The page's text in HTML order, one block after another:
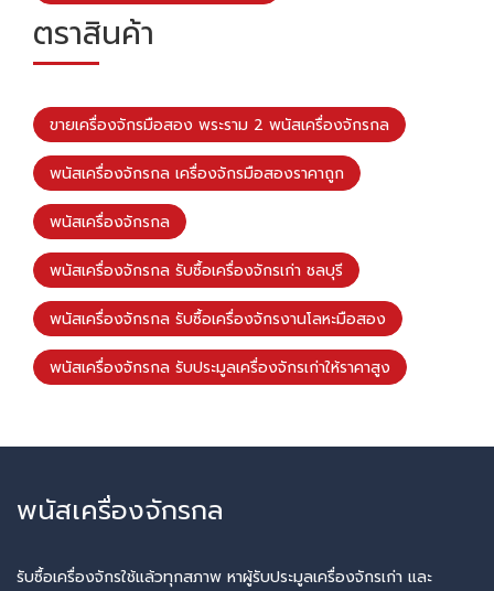
ตราสินค้า
ขายเครื่องจักรมือสอง พระราม 2 พนัสเครื่องจักรกล
พนัสเครื่องจักรกล เครื่องจักรมือสองราคาถูก
พนัสเครื่องจักรกล
พนัสเครื่องจักรกล รับซื้อเครื่องจักรเก่า ชลบุรี
พนัสเครื่องจักรกล รับซื้อเครื่องจักรงานโลหะมือสอง
พนัสเครื่องจักรกล รับประมูลเครื่องจักรเก่าให้ราคาสูง
พนัสเครื่องจักรกล
รับซื้อเครื่องจักรใช้แล้วทุกสภาพ หาผู้รับประมูลเครื่องจักรเก่า และ